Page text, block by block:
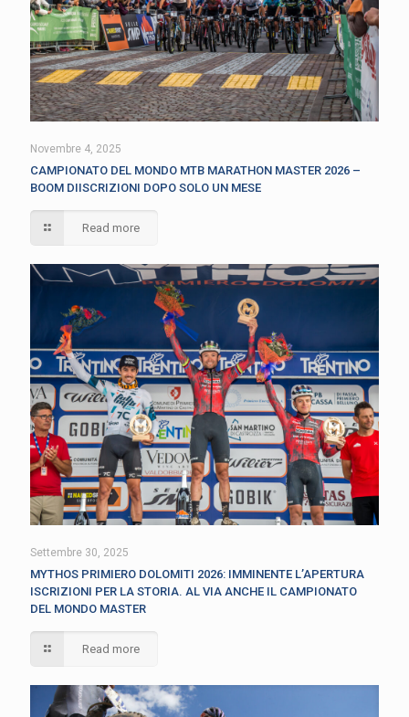
Novembre 4, 2025
CAMPIONATO DEL MONDO MTB MARATHON MASTER 2026 –
BOOM DIISCRIZIONI DOPO SOLO UN MESE
Read more
Settembre 30, 2025
MYTHOS PRIMIERO DOLOMITI 2026: IMMINENTE L’APERTURA
ISCRIZIONI PER LA STORIA. AL VIA ANCHE IL CAMPIONATO
DEL MONDO MASTER
Read more